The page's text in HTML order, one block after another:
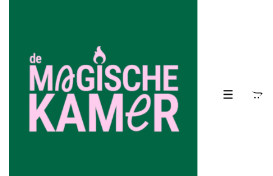
hoofdinhoud
MENU